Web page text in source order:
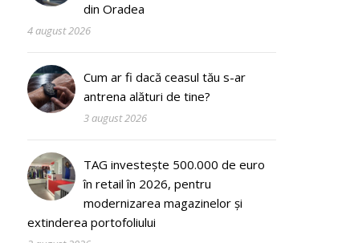
din Oradea
4 august 2026
Cum ar fi dacă ceasul tău s-ar
antrena alături de tine?
3 august 2026
TAG investește 500.000 de euro
în retail în 2026, pentru
modernizarea magazinelor și
extinderea portofoliului